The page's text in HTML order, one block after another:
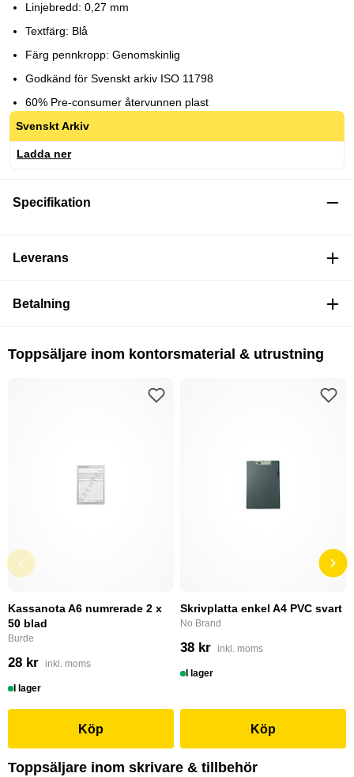
Linjebredd: 0,27 mm
Textfärg: Blå
Färg pennkropp: Genomskinlig
Godkänd för Svenskt arkiv ISO 11798
60% Pre-consumer återvunnen plast
Svenskt Arkiv
Ladda ner
Specifikation
Leverans
Betalning
Toppsäljare inom kontorsmaterial & utrustning
Kassanota A6 numrerade 2 x
50 blad
Burde
28 kr inkl. moms
I lager
Köp
Skrivplatta enkel A4 PVC svart
No Brand
38 kr inkl. moms
I lager
Köp
Toppsäljare inom skrivare & tillbehör